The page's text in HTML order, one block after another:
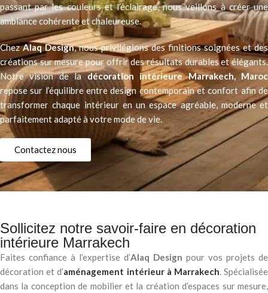
passant par les couleurs et l’éclairage, nous veillons à créer une
ambiance cohérente et chaleureuse.
ChezAlaq Design, nous privilégions des finitions soignées et des
créations sur mesure pour offrir des résultats durables et élégants.
Notre vision de ladécoration intérieure Marrakech, Maroc
repose sur l’équilibre entre design contemporain et confort afin de
transformer chaque intérieur en un espace agréable, moderne et
parfaitement adapté à votre mode de vie.
Contactez nous
Sollicitez notre savoir-faire en décoration
intérieure Marrakech
Faites confiance à l’expertise d’Alaq Design pour vos projets de
décoration et d’aménagement intérieur à Marrakech. Spécialisée
dans la conception de mobilier et la création d’espaces sur mesure,